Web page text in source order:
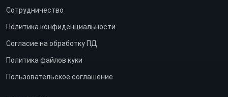
Сотрудничество
Политика конфиденциальности
Согласие на обработку ПД
Политика файлов куки
Пользовательское соглашение